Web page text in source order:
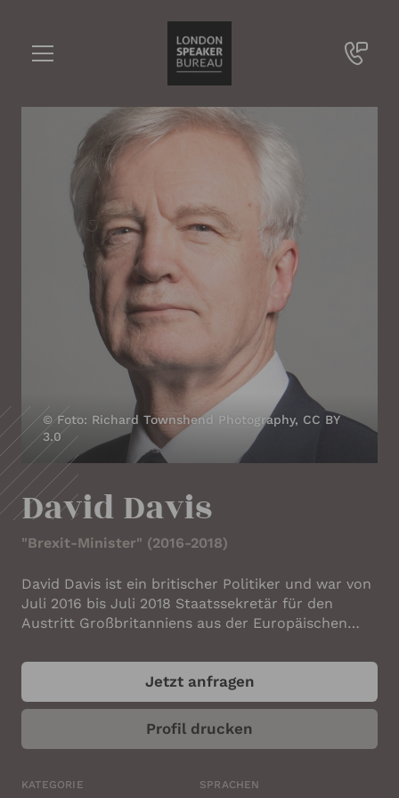
"Brexit-Minister" (2016-2018) •••
© Foto: Richard Townshend Photography, CC BY
3.0
David Davis
"Brexit-Minister" (2016-2018)
David Davis ist ein britischer Politiker und war von
Juli 2016 bis Juli 2018 Staatssekretär für den
Austritt Großbritanniens aus der Europäischen
Reservist in einer Spezialeinheit der britischen
Luftwaffe und als Versicherungsangestellter das
Geld, um sein Studium zu finanzieren. An der
University of Warwick studierte er Informatik und
University. Anschließend arbeitete er 17 Jahre im
Jetzt anfragen
Profil drucken
KATEGORIE SPRACHEN
Sie haben Fragen?
+49 721 9209 8228
David Davis
IHRE KONTAKTDATEN
Ihr Name*
Ihre Telefonnummer
ANGABEN ZUM REDNER